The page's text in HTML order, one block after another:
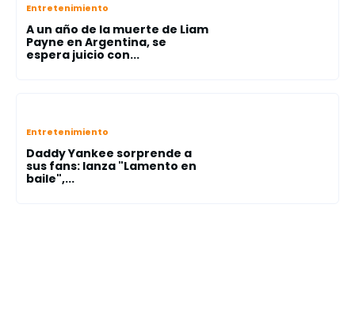
Entretenimiento
A un año de la muerte de Liam
Payne en Argentina, se
espera juicio con...
Entretenimiento
Daddy Yankee sorprende a
sus fans: lanza "Lamento en
baile",...